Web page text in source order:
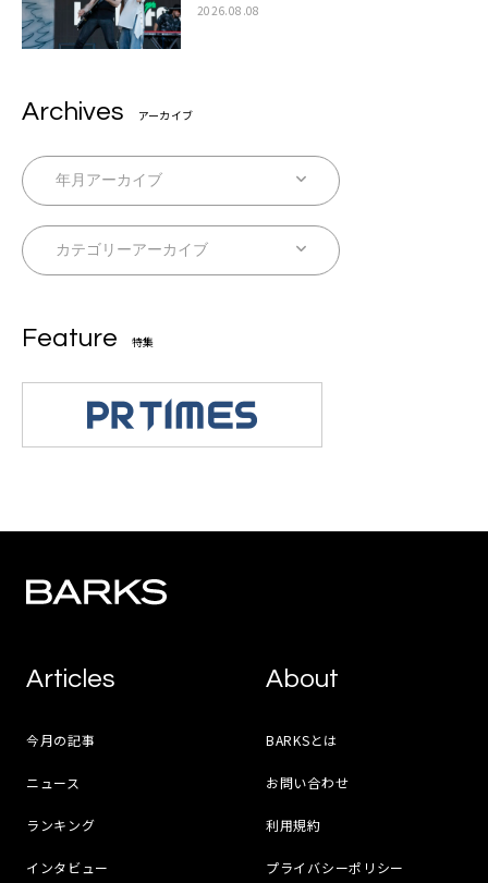
す！」
2026.08.08
Archives アーカイブ
Feature 特集
Articles
今月の記事
ニュース
ランキング
インタビュー
About
BARKSとは
お問い合わせ
利用規約
プライバシーポリシー